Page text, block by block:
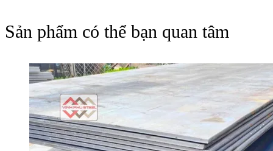
Sản phẩm có thể bạn quan tâm